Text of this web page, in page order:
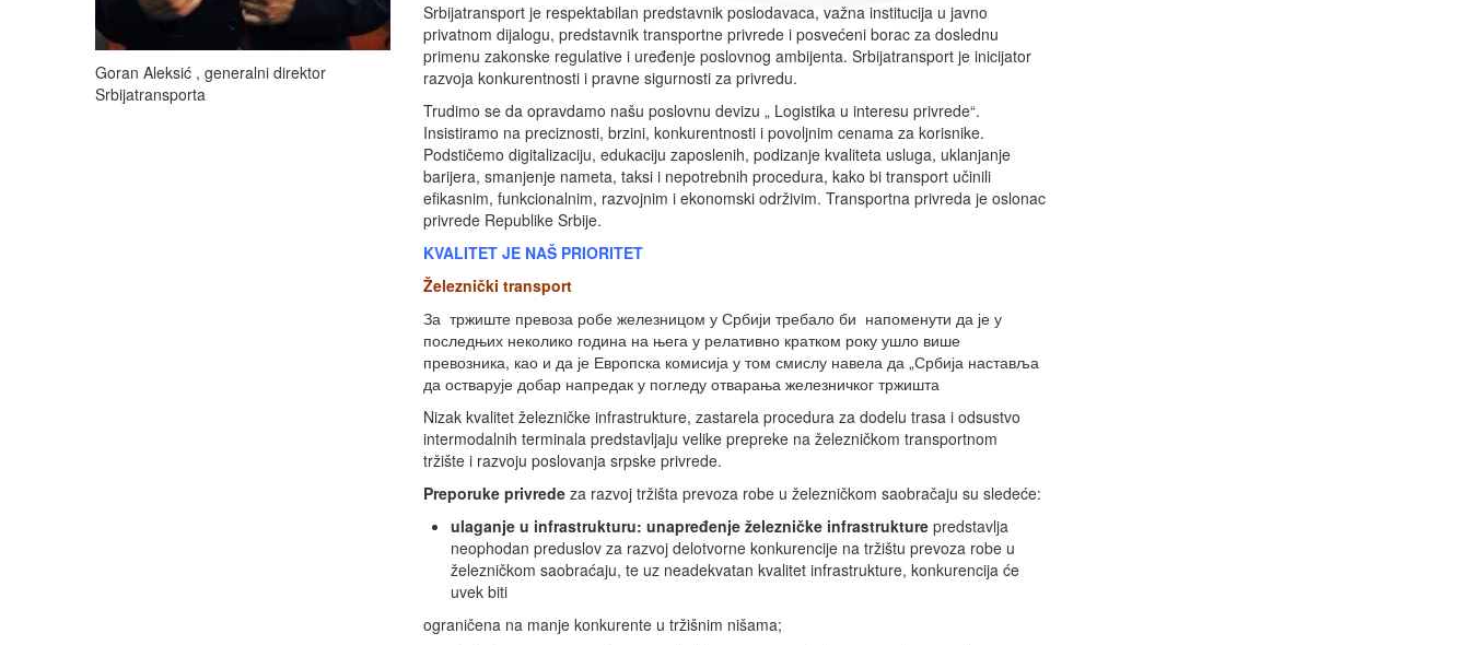
Goran Aleksić , generalni direktor
Srbijatransporta
Srbijatransport je respektabilan predstavnik poslodavaca, važna institucija u javno
privatnom dijalogu, predstavnik transportne privrede i posvećeni borac za doslednu
primenu zakonske regulative i uređenje poslovnog ambijenta. Srbijatransport je inicijator
razvoja konkurentnosti i pravne sigurnosti za privredu.
Trudimo se da opravdamo našu poslovnu devizu „ Logistika u interesu privrede“.
Insistiramo na preciznosti, brzini, konkurentnosti i povoljnim cenama za korisnike.
Podstičemo digitalizaciju, edukaciju zaposlenih, podizanje kvaliteta usluga, uklanjanje
barijera, smanjenje nameta, taksi i nepotrebnih procedura, kako bi transport učinili
efikasnim, funkcionalnim, razvojnim i ekonomski održivim. Transportna privreda je oslonac
privrede Republike Srbije.
KVALITET JE NAŠ PRIORITET
Železnički transport
За тржиште превоза робе железницом у Србији требало би напоменути да је у
последњих неколико година на њега у релативно кратком року ушло више
превозника, као и да је Европска комисија у том смислу навела да „Србија наставља
да остварује добар напредак у погледу отварања железничког тржишта
Nizak kvalitet železničke infrastrukture, zastarela procedura za dodelu trasa i odsustvo
intermodalnih terminala predstavljaju velike prepreke na železničkom transportnom
tržište i razvoju poslovanja srpske privrede.
Preporuke privrede za razvoj tržišta prevoza robe u železničkom saobračaju su sledeće:
ulaganje u infrastrukturu: unapređenje železničke infrastrukture predstavlja
neophodan preduslov za razvoj delotvorne konkurencije na tržištu prevoza robe u
železničkom saobraćaju, te uz neadekvatan kvalitet infrastrukture, konkurencija će
uvek biti
ograničena na manje konkurente u tržišnim nišama;